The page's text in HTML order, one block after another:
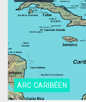
ARC CARIBÉEN